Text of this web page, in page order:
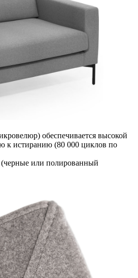
обеспечивается высокой
к истиранию (80 000 циклов по
или полированный